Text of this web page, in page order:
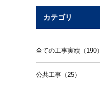
カテゴリ
全ての工事実績（190）
公共工事（25）